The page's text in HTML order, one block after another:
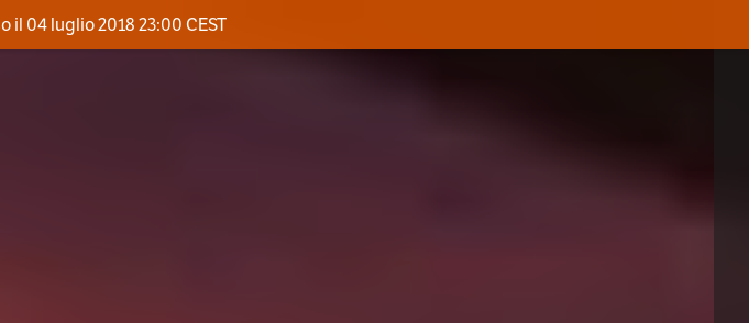
il 04 luglio 2018 23:00 CEST